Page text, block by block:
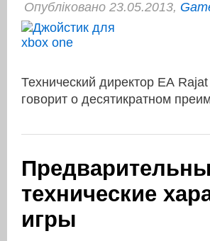
Опубліковано 23.05.2013,
Технический директор ЕА
говорит о десятикратном
технические
игры